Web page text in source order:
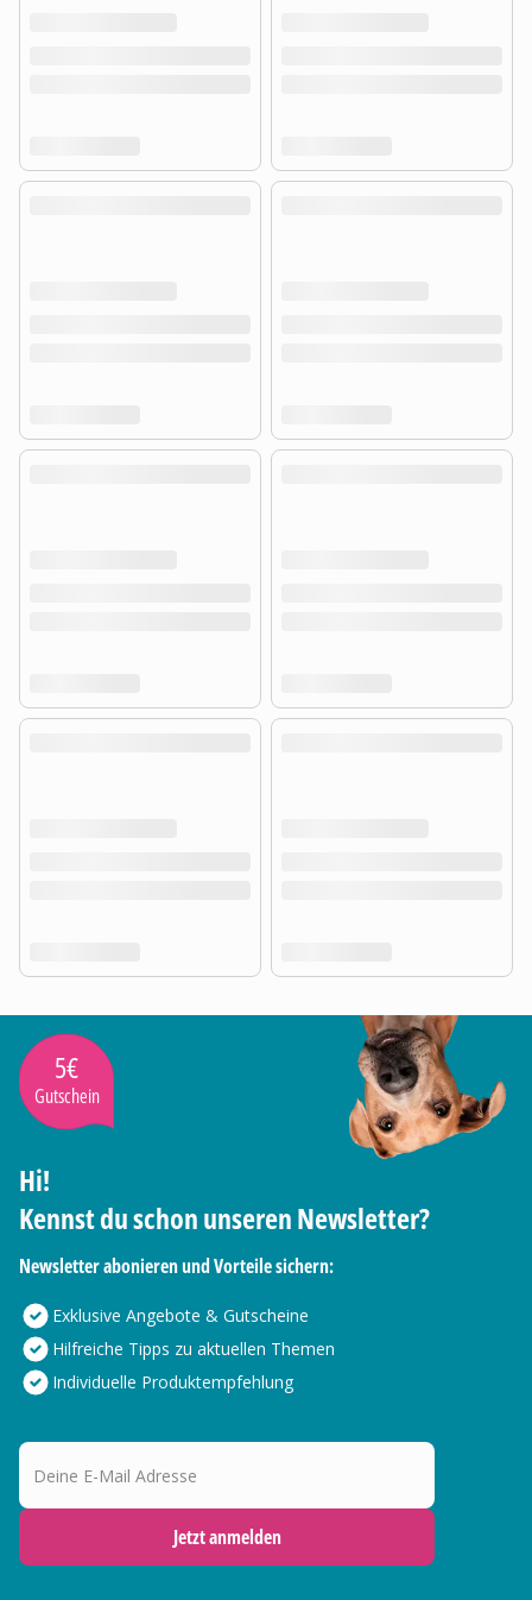
5€
Gutschein
Hi!
Kennst du schon unseren Newsletter?
Newsletter abonieren und Vorteile sichern:
Exklusive Angebote & Gutscheine
Hilfreiche Tipps zu aktuellen Themen
Individuelle Produktempfehlung
Deine E-Mail Adresse
Jetzt anmelden